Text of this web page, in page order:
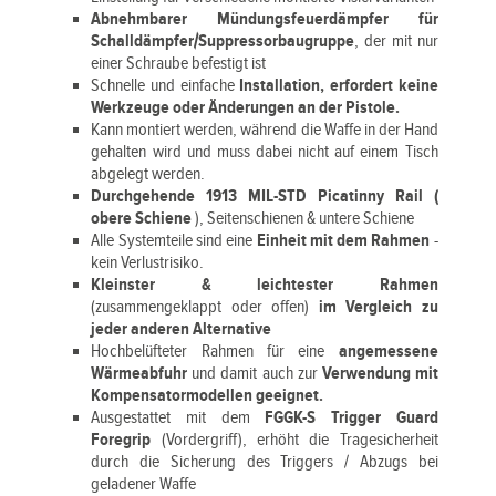
Abnehmbarer Mündungsfeuerdämpfer für
Schalldämpfer/Suppressorbaugruppe, der mit nur
einer Schraube befestigt ist
Schnelle und einfacheInstallation, erfordert keine
Werkzeuge oder Änderungen an der Pistole.
Kann montiert werden, während die Waffe in der Hand
gehalten wird und muss dabei nicht auf einem Tisch
abgelegt werden.
Durchgehende 1913 MIL-STD Picatinny Rail (
obere Schiene), Seitenschienen & untere Schiene
Alle Systemteile sind eine Einheit mit dem Rahmen -
kein Verlustrisiko.
Kleinster & leichtester Rahmen
(zusammengeklappt oder offen) im Vergleich zu
jeder anderen Alternative
Hochbelüfteter Rahmen für eine angemessene
Wärmeabfuhr und damit auch zur Verwendung mit
Kompensatormodellen geeignet.
Ausgestattet mit dem FGGK-S Trigger Guard
Foregrip (Vordergriff), erhöht die Tragesicherheit
durch die Sicherung des Triggers / Abzugs bei
geladener Waffe